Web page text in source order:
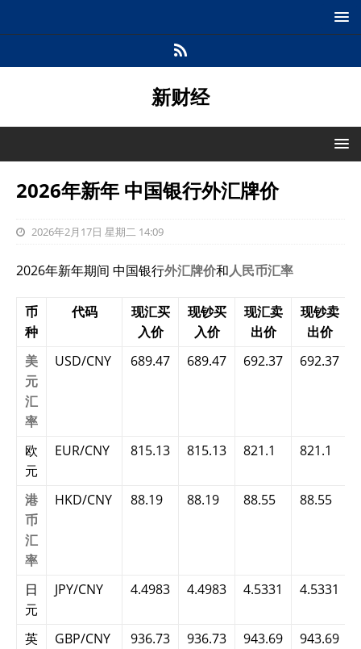
新财经
2026年新年 中国银行外汇牌价
2026年2月17日 星期二 14:09
2026年新年期间 中国银行外汇牌价和人民币汇率
币
种
代码
现汇买
入价
现钞买
入价
现汇卖
出价
现钞卖
出价
美
元
汇
率
USD/CNY 689.47 689.47 692.37 692.37
欧
元
EUR/CNY 815.13 815.13 821.1 821.1
港
币
汇
率
HKD/CNY 88.19 88.19 88.55 88.55
日
元
JPY/CNY 4.4983 4.4983 4.5331 4.5331
英
GBP/CNY 936.73 936.73 943.69 943.69